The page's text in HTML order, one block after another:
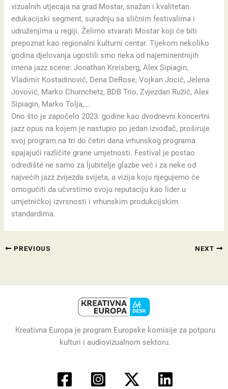
vizualnih utjecaja na grad Mostar, snažan i kvalitetan
edukacijski segment, suradnju sa sličnim festivalima i
udruženjima u regiji. Želimo stvarati Mostar koji će biti
prepoznat kao regionalni kulturni centar. Tijekom nekoliko
godina djelovanja ugostili smo neka od najeminentnijih
imena jazz scene: Jonathan Kreisberg, Alex Sipiagin,
Vladimir Kostadinović, Dena DeRose, Vojkan Jocić, Jelena
Jovović, Marko Churnchetz, BDB Trio, Zvjezdan Ružić, Alex
Sipiagin, Marko Tolja,…
Ono što je započelo 2023. godine kao dvodnevni koncertni
jazz opus na kojem je nastupio po jedan izvođač, proširuje
svoj program na tri do četiri dana vrhunskog programa
spajajući različite grane umjetnosti. Festival je postao
odredište ne samo za ljubitelje glazbe već i za neke od
najvećih jazz zvijezda svijeta, a vizija koju njegujemo će
omogućiti da učvrstimo svoju reputaciju kao lider u
umjetničkoj izvrsnosti i vrhunskim produkcijskim
standardima.
PREVIOUS NEXT
Kreativna Europa je program Europske komisije za potporu
kulturi i audiovizualnom sektoru.